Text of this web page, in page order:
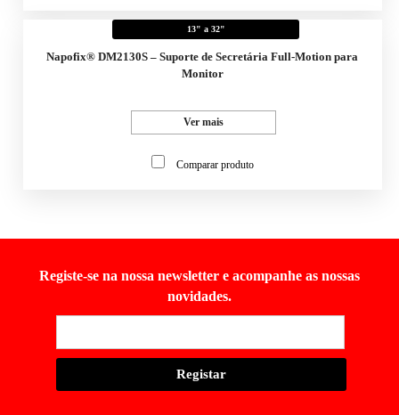
13" a 32"
Napofix® DM2130S – Suporte de Secretária Full-Motion para
Monitor
Ver mais
Comparar produto
Registe-se na nossa newsletter e acompanhe as nossas
novidades.